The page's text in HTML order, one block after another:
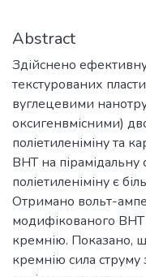
Abstract
Здійснено
текстурованих
вуглецевими
оксигенвмісними)
поліетиленіміну та
ВНТ на
поліетиленіміну є
Отримано вольт-
модифікованого ВНТ
кремнію. Показано,
кремнію сила